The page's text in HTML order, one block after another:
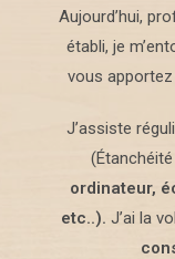
Aujourd’hui,
établi, je
vous
J’assiste
ordinateur,
etc..). J’ai la